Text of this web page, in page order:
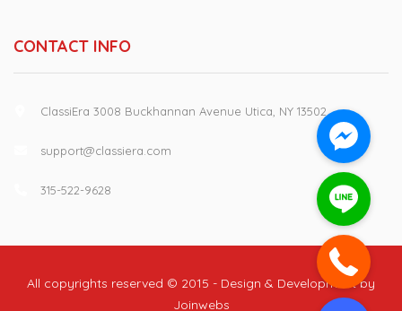
CONTACT INFO
ClassiEra 3008 Buckhannan Avenue Utica, NY 13502
support@classiera.com
315-522-9628
All copyrights reserved © 2015 - Design & Development by
Joinwebs